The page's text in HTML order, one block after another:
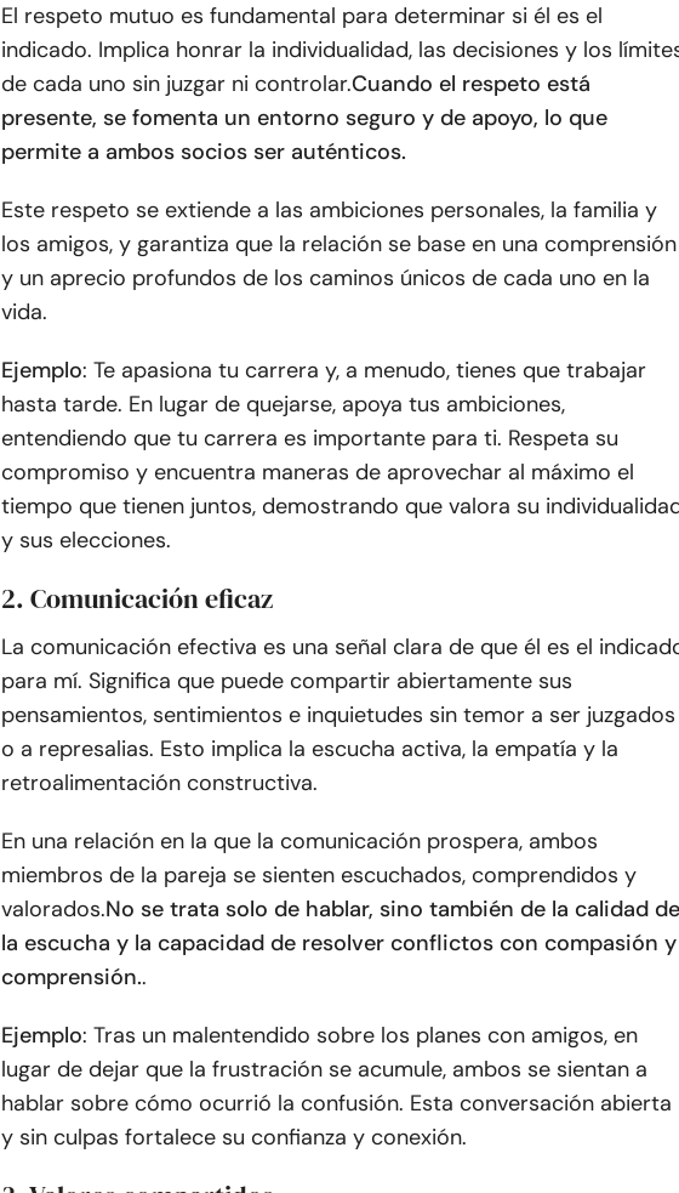
El respeto mutuo es fundamental para determinar si él es el
indicado. Implica honrar la individualidad, las decisiones y los
de cada uno sin juzgar ni controlar.Cuando el respeto está
presente, se fomenta un entorno seguro y de apoyo, lo que
permite a ambos socios ser auténticos.
Este respeto se extiende a las ambiciones personales, la familia y
los amigos, y garantiza que la relación se base en una comprensión
y un aprecio profundos de los caminos únicos de cada uno en la
vida.
Ejemplo: Te apasiona tu carrera y, a menudo, tienes que trabajar
hasta tarde. En lugar de quejarse, apoya tus ambiciones,
entendiendo que tu carrera es importante para ti. Respeta su
compromiso y encuentra maneras de aprovechar al máximo el
tiempo que tienen juntos, demostrando que valora su
y sus elecciones.
2. Comunicación eficaz
La comunicación efectiva es una señal clara de que él es el
para mí. Significa que puede compartir abiertamente sus
pensamientos, sentimientos e inquietudes sin temor a ser juzgados
o a represalias. Esto implica la escucha activa, la empatía y la
retroalimentación constructiva.
En una relación en la que la comunicación prospera, ambos
miembros de la pareja se sienten escuchados, comprendidos y
valorados.No se trata solo de hablar, sino también de la calidad de
la escucha y la capacidad de resolver conflictos con compasión y
comprensión..
Ejemplo: Tras un malentendido sobre los planes con amigos, en
lugar de dejar que la frustración se acumule, ambos se sientan a
hablar sobre cómo ocurrió la confusión. Esta conversación abierta
y sin culpas fortalece su confianza y conexión.